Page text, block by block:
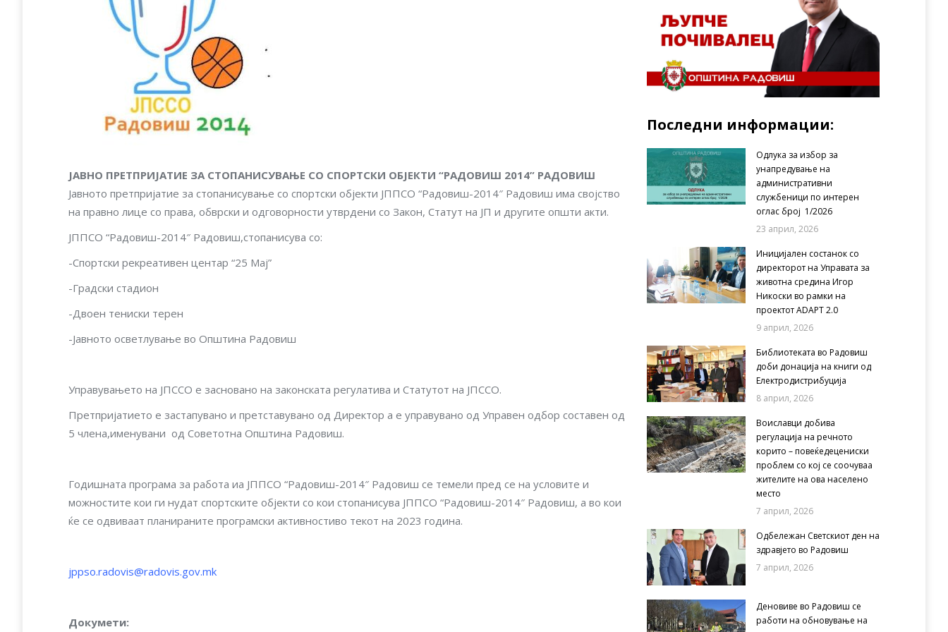
ЈАВНO ПРЕТПРИЈАТИЕ ЗА СТOПАНИСУВАЊЕ СО СПОРТСКИ ОБЈЕКТИ “РАДОВИШ 2014” РАДОВИШ
Jaвнотo претпријатие за стопанисување со спортски објекти ЈППСО “Радовиш-2014″ Радовиш има својство
на правно лице со права, обврски и одговорности утврдени со Закон, Статут на JП и другите општи aкти.
ЈППСО “Радовиш-2014″ Радовиш,стопанисува со:
-Спортски рекреативен центар “25 Мај”
-Градски стадион
-Двоен тениски терен
-Јавното осветлување во Општина Радовиш
Управувањето на JПCCO е засновано на законската регулатива и Статутот на JПCCO.
Претпријатието е застапувано и претставувано од Директор а е управувано од Управен одбор составен од
5 члена,именувани од Советотна Општина Радовиш.
Годишната програма за работа иа ЈППСО “Радовиш-2014″ Радовиш се темели пред се на условите и
можностите кои ги нудат спортските објекти со кои стопанисува ЈППСО “Радовиш-2014″ Радовиш, а во кои
ќе се одвиваат планираните програмски активностиво текот на 2023 година.
jppso.radovis@radovis.gov.mk
Докумети:
Последни информации:
Одлука за избор за
унапредување на
административни
службеници по интерен
оглас број 1/2026
23 април, 2026
Иницијален состанок со
директорот на Управата за
животна средина Игор
Никоски во рамки на
проектот ADAPT 2.0
9 април, 2026
Библиотеката во Радовиш
доби донација на книги од
Електродистрибуција
8 април, 2026
Воиславци добива
регулација на речното
корито – повеќедецениски
проблем со кој се соочуваа
жителите на ова населено
место
7 април, 2026
Одбележан Светскиот ден на
здравјето во Радовиш
7 април, 2026
Деновиве во Радовиш се
работи на обновување на